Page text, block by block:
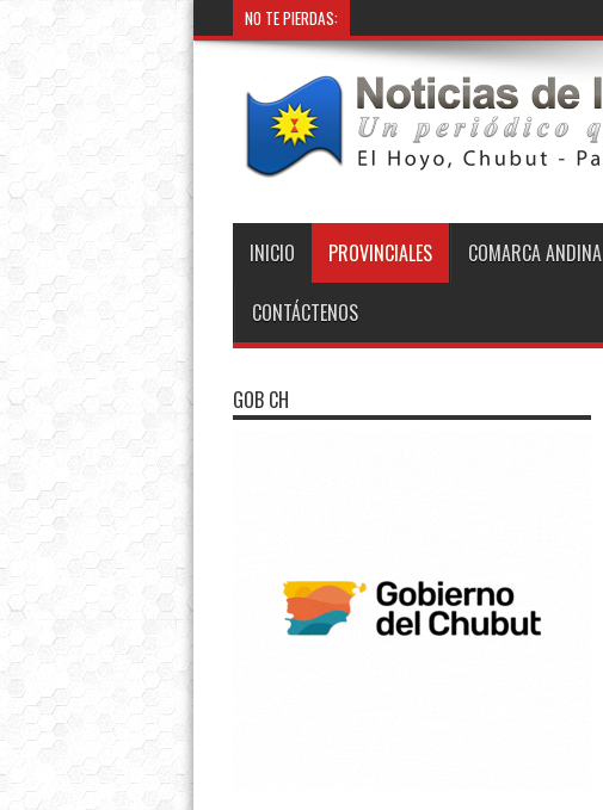
NO TE PIERDAS:
INICIO PROVINCIALES COMARCA ANDINA
CONTÁCTENOS
GOB CH